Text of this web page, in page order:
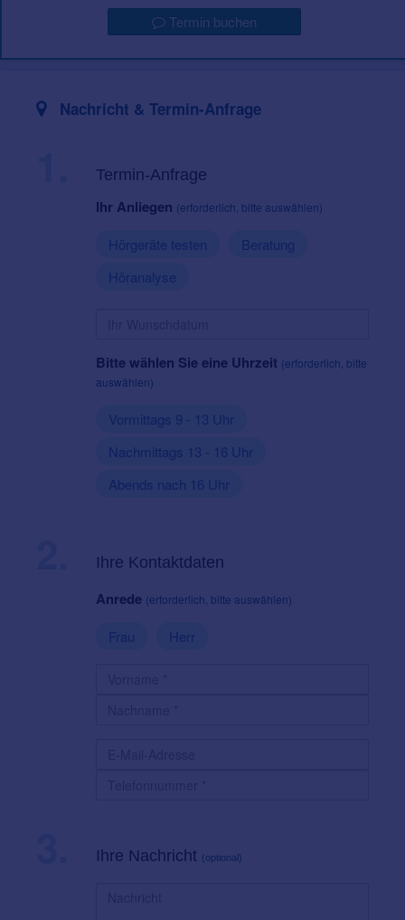
Termin buchen
Nachricht & Termin-Anfrage
Termin-Anfrage
Ihr Anliegen (erforderlich, bitte auswählen)
Hörgeräte testen
Beratung
Höranalyse
Bitte wählen Sie eine Uhrzeit (erforderlich, bitte
auswählen)
Vormittags 9 - 13 Uhr
Nachmittags 13 - 16 Uhr
Abends nach 16 Uhr
Ihre Kontaktdaten
Anrede (erforderlich, bitte auswählen)
Frau Herr
Ihre Nachricht (optional)